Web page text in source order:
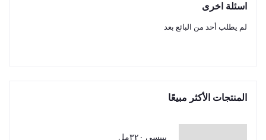
اسئلة اخرى
لم يطلب أحد من البائع بعد
المنتجات الأكثر مبيعًا
بيبسي ٣٢٠مل